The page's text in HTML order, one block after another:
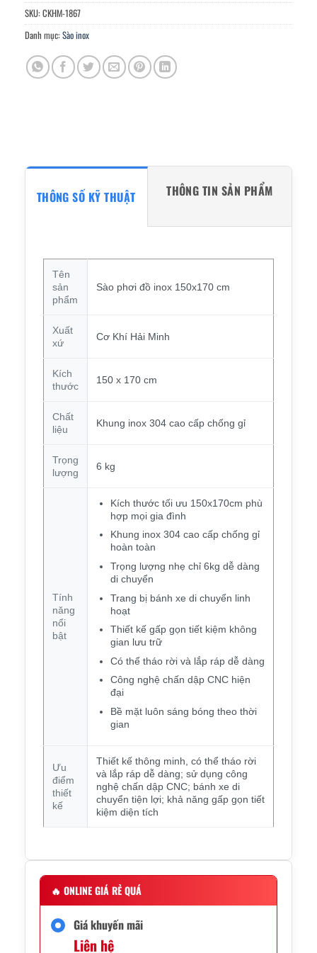
SKU: CKHM-1867
Danh mục: Sào inox
THÔNG SỐ KỸ THUẬT THÔNG TIN SẢN PHẨM
Tên
sản
phẩm
Sào phơi đồ inox 150x170 cm
Xuất
xứ
Cơ Khí Hải Minh
Kích
thước
150 x 170 cm
Chất
liệu
Khung inox 304 cao cấp chống gỉ
Trọng
lượng
6 kg
Tính
năng
nổi
bật
Kích thước tối ưu 150x170cm phù
hợp mọi gia đình
Khung inox 304 cao cấp chống gỉ
hoàn toàn
Trọng lượng nhẹ chỉ 6kg dễ dàng
di chuyển
Trang bị bánh xe di chuyển linh
hoạt
Thiết kế gấp gọn tiết kiệm không
gian lưu trữ
Có thể tháo rời và lắp ráp dễ dàng
Công nghệ chấn dập CNC hiện
đại
Bề mặt luôn sáng bóng theo thời
gian
Ưu
điểm
thiết
kế
Thiết kế thông minh, có thể tháo rời
và lắp ráp dễ dàng; sử dụng công
nghệ chấn dập CNC; bánh xe di
chuyển tiện lợi; khả năng gấp gọn tiết
kiệm diện tích
🔥 ONLINE GIÁ RẺ QUÁ
Giá khuyến mãi
Liên hệ